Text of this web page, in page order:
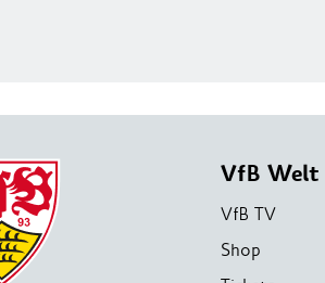
VfB Welt
VfB TV
Shop